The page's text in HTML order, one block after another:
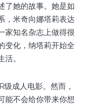
了她的故事。她是如
，米奇向娜塔莉表达
家知名杂志上做得很
变化，纳塔莉开始全
。
成人电影。然而，
能不会给你带来你想